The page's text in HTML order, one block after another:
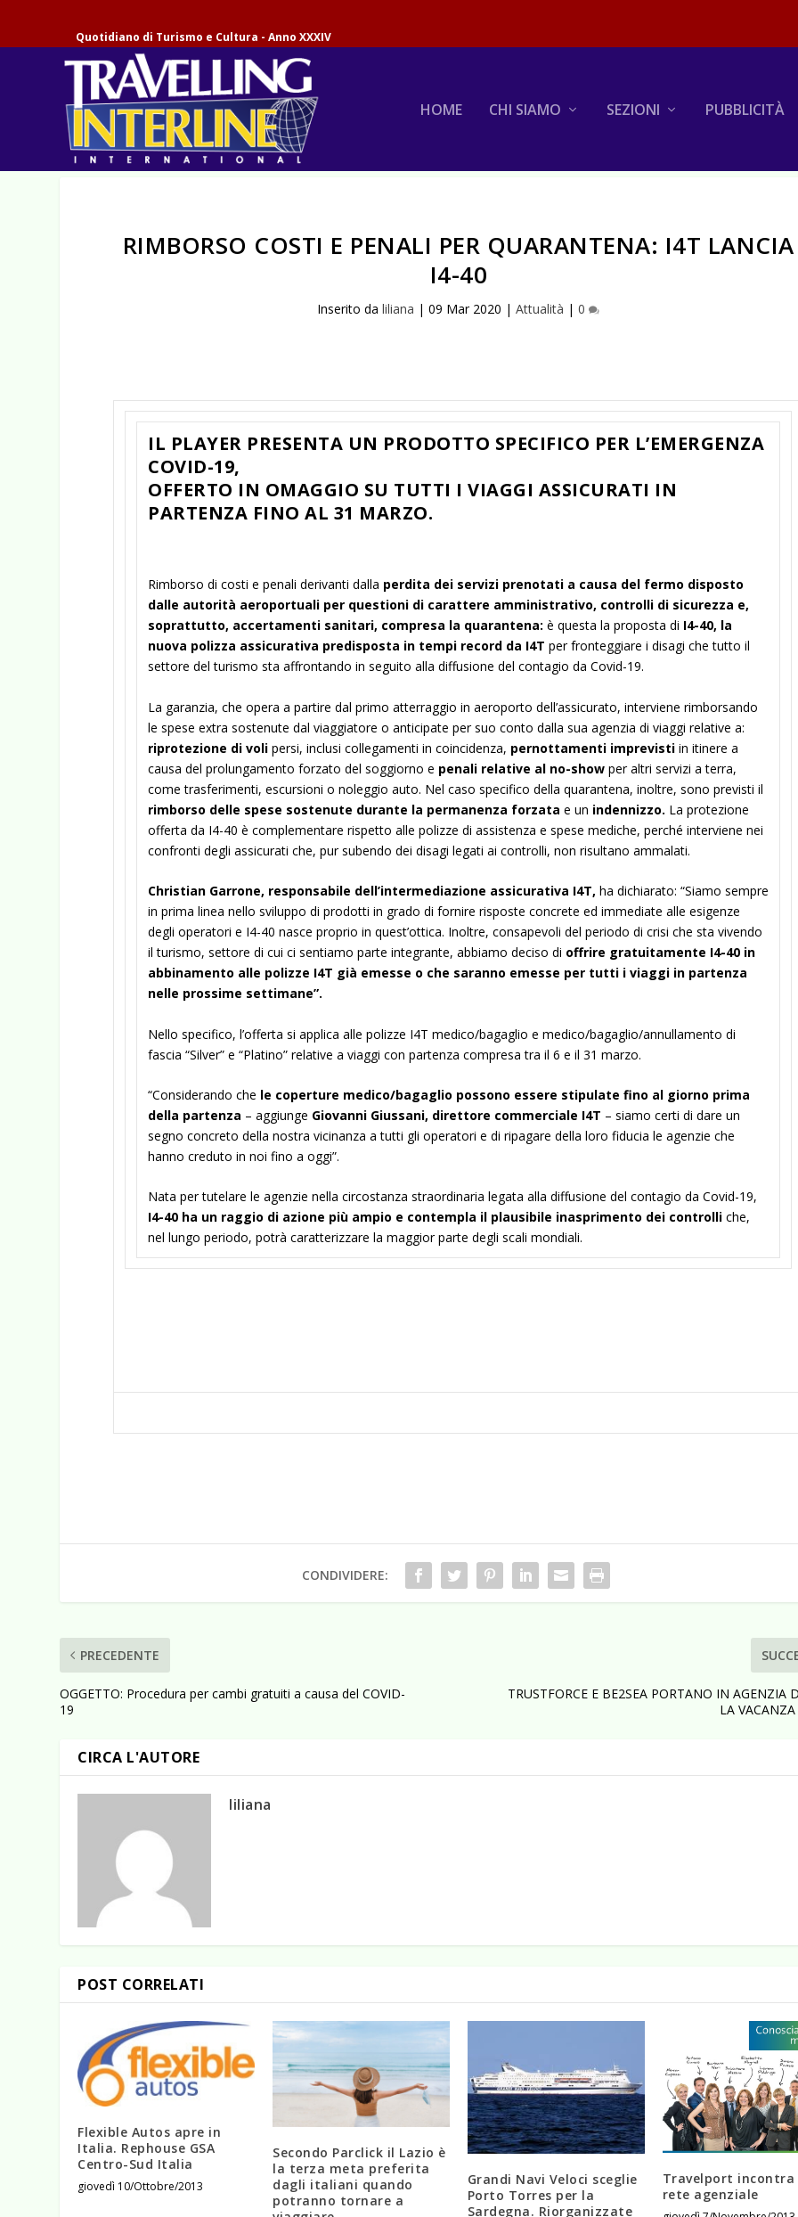
Quotidiano di Turismo e Cultura - Anno XXXIV
HOME CHI SIAMO SEZIONI PUBBLICITÀ
RIMBORSO COSTI E PENALI PER QUARANTENA: I4T LANCIA
I4-40
Inserito daliliana |09 Mar 2020 |Attualità |0
IL PLAYER PRESENTA UN PRODOTTO SPECIFICO PER L’EMERGENZA
COVID-19,
OFFERTO IN OMAGGIO SU TUTTI I VIAGGI ASSICURATI IN
PARTENZA FINO AL 31 MARZO.
Rimborso di costi e penali derivanti dalla perdita dei servizi prenotati a causa del fermo disposto
dalle autorità aeroportuali per questioni di carattere amministrativo, controlli di sicurezza e,
soprattutto, accertamenti sanitari, compresa la quarantena: è questa la proposta di I4-40, la
nuova polizza assicurativa predisposta in tempi record da I4T per fronteggiare i disagi che tutto il
settore del turismo sta affrontando in seguito alla diffusione del contagio da Covid-19.
La garanzia, che opera a partire dal primo atterraggio in aeroporto dell’assicurato, interviene rimborsando
le spese extra sostenute dal viaggiatore o anticipate per suo conto dalla sua agenzia di viaggi relative a:
riprotezione di volipersi, inclusi collegamenti in coincidenza, pernottamenti imprevisti in itinere a
causa del prolungamento forzato del soggiorno e penali relative al no-show per altri servizi a terra,
come trasferimenti, escursioni o noleggio auto. Nel caso specifico della quarantena, inoltre, sono previsti il
rimborso delle spese sostenute durante la permanenza forzatae un indennizzo. La protezione
offerta da I4-40 è complementare rispetto alle polizze di assistenza e spese mediche, perché interviene nei
confronti degli assicurati che, pur subendo dei disagi legati ai controlli, non risultano ammalati.
Christian Garrone, responsabile dell’intermediazione assicurativa I4T, ha dichiarato: “Siamo sempre
in prima linea nello sviluppo di prodotti in grado di fornire risposte concrete ed immediate alle esigenze
degli operatori e I4-40 nasce proprio in quest’ottica. Inoltre, consapevoli del periodo di crisi che sta vivendo
il turismo, settore di cui ci sentiamo parte integrante, abbiamo deciso di offrire gratuitamente I4-40 in
abbinamento alle polizze I4T già emesse o che saranno emesse per tutti i viaggi in partenza
nelle prossime settimane”.
Nello specifico, l’offerta si applica alle polizze I4T medico/bagaglio e medico/bagaglio/annullamento di
fascia “Silver” e “Platino” relative a viaggi con partenza compresa tra il 6 e il 31 marzo.
“Considerando che le coperture medico/bagaglio possono essere stipulate fino al giorno prima
della partenza – aggiunge Giovanni Giussani, direttore commerciale I4T – siamo certi di dare un
segno concreto della nostra vicinanza a tutti gli operatori e di ripagare della loro fiducia le agenzie che
hanno creduto in noi fino a oggi”.
Nata per tutelare le agenzie nella circostanza straordinaria legata alla diffusione del contagio da Covid-19,
I4-40 ha un raggio di azione più ampio e contempla il plausibile inasprimento dei controlliche,
nel lungo periodo, potrà caratterizzare la maggior parte degli scali mondiali.
CONDIVIDERE:
PRECEDENTE
OGGETTO: Procedura per cambi gratuiti a causa del COVID-
19
TRUSTFORCE E BE2SEA PORTANO IN AGENZIA
LA
CIRCA L'AUTORE
liliana
POST CORRELATI
Flexible Autos apre in
Italia. Rephouse GSA
Centro-Sud Italia
giovedì 10/Ottobre/2013
Secondo Parclick il Lazio è
la terza meta preferita
dagli italiani quando
potranno tornare a
Grandi Navi Veloci sceglie
Porto Torres per la
Sardegna. Riorganizzate
Travelport incontra
rete agenziale